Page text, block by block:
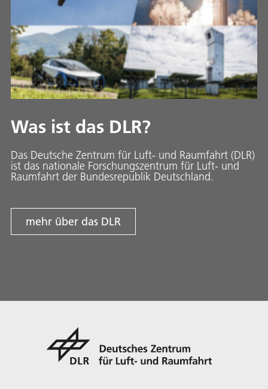
Was ist das DLR?
Das Deutsche Zentrum für Luft- und Raumfahrt (DLR)
ist das nationale Forschungszentrum für Luft- und
Raumfahrt der Bundesrepublik Deutschland.
mehr über das DLR